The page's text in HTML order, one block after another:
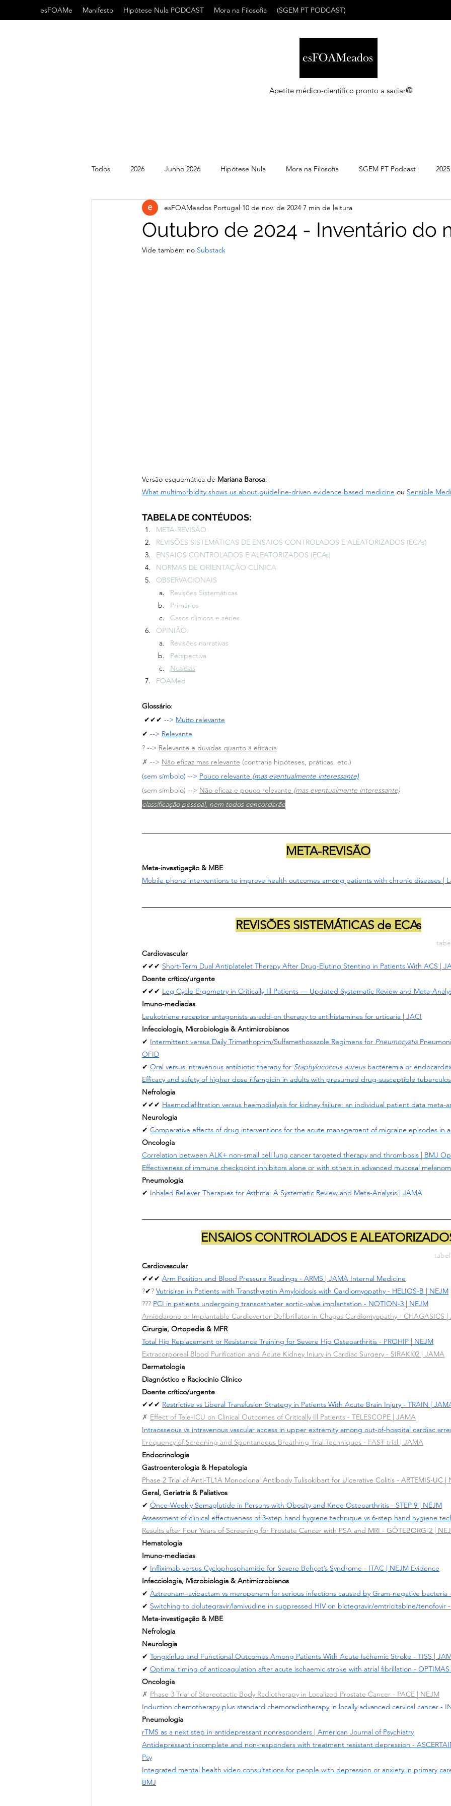
esFOAMe Manifesto Hipótese Nula PODCAST Mora na Filosofia (SGEM PT PODCAST)
Apetite médico-científico pronto a saciar🥼
Todos 2026 Junho 2026 Hipótese Nula Mora na Filosofia SGEM PT Podcast 2025
2021 AHA ACC Maio 2026 Abril 2026
Janeiro 2026 Dezembro 2025
Outubro de 2024 - Inventário do
esFOAMeados Portugal 10 de nov. de 2024 7 min de leitura
Vide também no Substack
Versão esquemática de Mariana Barosa:
What multimorbidity shows us about guideline-driven evidence based medicine ou Sensible
TABELA DE CONTÉUDOS:
META-REVISÃO
REVISÕES SISTEMÁTICAS DE ENSAIOS CONTROLADOS E ALEATORIZADOS (ECAs)
ENSAIOS CONTROLADOS E ALEATORIZADOS (ECAs)
NORMAS DE ORIENTAÇÃO CLÍNICA
OBSERVACIONAIS
Revisões Sistemáticas
Primários
Casos clínicos e séries
OPINIÃO
Revisões narrativas
Perspectiva
Notícias
FOAMed
Glossário:
✔✔✔ --> Muito relevante
✔ --> Relevante
? --> Relevante e dúvidas quanto à eficácia
✗ --> Não eficaz mas relevante (contraria hipóteses, práticas, etc.)
(sem símbolo) --> Pouco relevante (mas eventualmente interessante)
(sem símbolo) --> Não eficaz e pouco relevante (mas eventualmente interessante)
classificação pessoal, nem todos concordarão
META-REVISÃO
Meta-investigação & MBE
Mobile phone interventions to improve health outcomes among patients with chronic diseases |
REVISÕES SISTEMÁTICAS de ECAs
Cardiovascular
✔✔✔ Short-Term Dual Antiplatelet Therapy After Drug-Eluting Stenting in Patients With ACS |
Doente crítico/urgente
✔✔✔ Leg Cycle Ergometry in Critically Ill Patients — Updated Systematic Review and Meta-
Imuno-mediadas
Leukotriene receptor antagonists as add-on therapy to antihistamines for urticaria | JACI
Infecciologia, Microbiologia & Antimicrobianos
✔ Intermittent versus Daily Trimethoprim/Sulfamethoxazole Regimens for Pneumocystis
OFID
✔ Oral versus intravenous antibiotic therapy for Staphylococcus aureus bacteremia or
Efficacy and safety of higher dose rifampicin in adults with presumed drug-susceptible
Nefrologia
✔✔✔ Haemodiafiltration versus haemodialysis for kidney failure: an individual patient data meta-
Neurologia
✔ Comparative effects of drug interventions for the acute management of migraine episodes in
Oncologia
Correlation between ALK+ non-small cell lung cancer targeted therapy and thrombosis | BMJ
Effectiveness of immune checkpoint inhibitors alone or with others in advanced mucosal
Pneumologia
✔ Inhaled Reliever Therapies for Asthma: A Systematic Review and Meta-Analysis | JAMA
ENSAIOS CONTROLADOS E
Cardiovascular
✔✔✔ Arm Position and Blood Pressure Readings - ARMS | JAMA Internal Medicine
?✔? Vutrisiran in Patients with Transthyretin Amyloidosis with Cardiomyopathy - HELIOS-B | NEJM
??? PCI in patients undergoing transcatheter aortic-valve implantation - NOTION-3 | NEJM
Amiodarone or Implantable Cardioverter-Defibrillator in Chagas Cardiomyopathy - CHAGASICS
Cirurgia, Ortopedia & MFR
Total Hip Replacement or Resistance Training for Severe Hip Osteoarthritis - PROHIP | NEJM
Extracorporeal Blood Purification and Acute Kidney Injury in Cardiac Surgery - SIRAKI02 | JAMA
Dermatologia
Diagnóstico e Raciocínio Clínico
Doente crítico/urgente
✔✔✔ Restrictive vs Liberal Transfusion Strategy in Patients With Acute Brain Injury - TRAIN |
✗ Effect of Tele-ICU on Clinical Outcomes of Critically Ill Patients - TELESCOPE | JAMA
Intraosseous vs intravenous vascular access in upper extremity among out-of-hospital cardiac
Frequency of Screening and Spontaneous Breathing Trial Techniques - FAST trial | JAMA
Endocrinologia
Gastroenterologia & Hepatologia
Phase 2 Trial of Anti-TL1A Monoclonal Antibody Tulisokibart for Ulcerative Colitis - ARTEMIS-UC |
Geral, Geriatria & Paliativos
✔ Once-Weekly Semaglutide in Persons with Obesity and Knee Osteoarthritis - STEP 9 | NEJM
Assessment of clinical effectiveness of 3-step hand hygiene technique vs 6-step hand hygiene
Results after Four Years of Screening for Prostate Cancer with PSA and MRI - GÖTEBORG-2 |
Hematologia
Imuno-mediadas
✔ Infliximab versus Cyclophosphamide for Severe Behçet’s Syndrome - ITAC | NEJM Evidence
Infecciologia, Microbiologia & Antimicrobianos
✔ Aztreonam–avibactam vs meropenem for serious infections caused by Gram-negative bacteria
✔ Switching to dolutegravir/lamivudine in suppressed HIV on bictegravir/emtricitabine/tenofovir
Meta-investigação & MBE
Nefrologia
Neurologia
✔ Tongxinluo and Functional Outcomes Among Patients With Acute Ischemic Stroke - TISS |
✔ Optimal timing of anticoagulation after acute ischaemic stroke with atrial fibrillation - OPTIMAS
Oncologia
✗ Phase 3 Trial of Stereotactic Body Radiotherapy in Localized Prostate Cancer - PACE | NEJM
Induction chemotherapy plus standard chemoradiotherapy in locally advanced cervical cancer -
Pneumologia
rTMS as a next step in antidepressant nonresponders | American Journal of Psychiatry
Antidepressant incomplete and non-responders with treatment resistant depression -
Psy
Integrated mental health video consultations for people with depression or anxiety in primary
BMJ